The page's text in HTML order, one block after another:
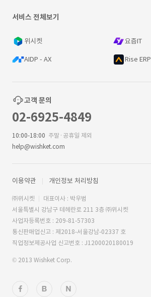
서비스 전체보기
위시켓 요즘IT
AIDP - AX Rise ERP
고객 문의
02-6925-4849
10:00-18:00 주말·공휴일 제외
help@wishket.com
이용약관 개인정보 처리방침
㈜위시켓
대표이사 : 박우범
서울특별시 강남구 테헤란로 211 3층 ㈜위시켓
사업자등록번호 : 209-81-57303
통신판매업신고 : 제2018-서울강남-02337 호
직업정보제공사업 신고번호 : J1200020180019
© 2013 Wishket Corp.